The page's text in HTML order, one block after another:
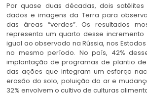
Por quase duas décadas, dois
dados e imagens da Terra para
das áreas “verdes”. Os resultados
representa um quarto desse
igual ao observado na Rússia, nos
no mesmo período. No país, 42%
implantação de programas de plantio
das ações que integram um esforço
erosão do solo, poluição do ar e
32% envolvem o cultivo de culturas